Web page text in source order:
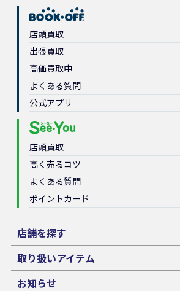
店頭買取
出張買取
高価買取中
よくある質問
公式アプリ
店頭買取
高く売るコツ
よくある質問
ポイントカード
店舗を探す
取り扱いアイテム
お知らせ